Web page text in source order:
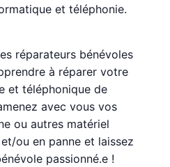
et téléphonie.
réparateurs bénévoles
à réparer votre
et téléphonique de
avec vous vos
ou autres matériel
ou en panne et laissez
passionné.e !